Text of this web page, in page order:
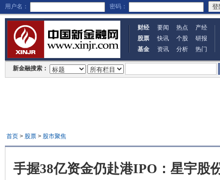
用户名： 密码：
财经 要闻 热点
产经
股票
快讯 个股
研报
基金
资讯 分析 热门
新金融搜索：
首页> 股票> 股市聚焦
手握38亿资金仍赴港IPO：星宇股